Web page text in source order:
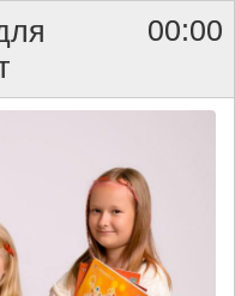
00:00